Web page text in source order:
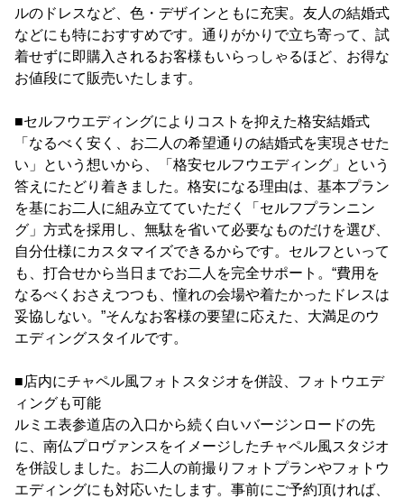
ルのドレスなど、色・デザインともに充実。友人の結婚式
などにも特におすすめです。通りがかりで立ち寄って、試
着せずに即購入されるお客様もいらっしゃるほど、お得な
お値段にて販売いたします。
■セルフウエディングによりコストを抑えた格安結婚式
「なるべく安く、お二人の希望通りの結婚式を実現させた
い」という想いから、「格安セルフウエディング」という
答えにたどり着きました。格安になる理由は、基本プラン
を基にお二人に組み立てていただく「セルフプランニン
グ」方式を採用し、無駄を省いて必要なものだけを選び、
自分仕様にカスタマイズできるからです。セルフといって
も、打合せから当日までお二人を完全サポート。“費用を
なるべくおさえつつも、憧れの会場や着たかったドレスは
妥協しない。”そんなお客様の要望に応えた、大満足のウ
エディングスタイルです。
■店内にチャペル風フォトスタジオを併設、フォトウエデ
ィングも可能
ルミエ表参道店の入口から続く白いバージンロードの先
に、南仏プロヴァンスをイメージしたチャペル風スタジオ
を併設しました。お二人の前撮りフォトプランやフォトウ
エディングにも対応いたします。事前にご予約頂ければ、